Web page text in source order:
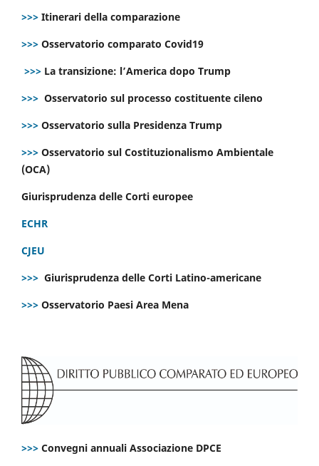
>>> Itinerari della comparazione
>>> Osservatorio comparato Covid19
>>> La transizione: l’America dopo Trump
>>> Osservatorio sul processo costituente cileno
>>> Osservatorio sulla Presidenza Trump
>>> Osservatorio sul Costituzionalismo Ambientale
(OCA)
Giurisprudenza delle Corti europee
ECHR
CJEU
>>> Giurisprudenza delle Corti Latino-americane
>>> Osservatorio Paesi Area Mena
>>> Convegni annuali Associazione DPCE